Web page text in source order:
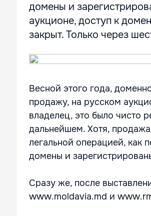
домены и
аукционе, доступ к
закрыт. Только через
Весной этого года,
продажу, на русском
владелец, это было чисто
дальнейшем. Хотя,
легальной операцией, как
домены и
Сразу же, после
www.moldavia.md и